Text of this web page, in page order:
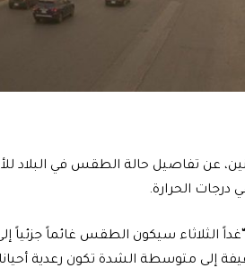
عن تفاصيل حالة الطقس في البلاد
درجات الحرارة.
“غداً الثلاثاء سيكون الطقس غائماً جزئياً
متوسطة الشدة تكون رعدية أحيانا